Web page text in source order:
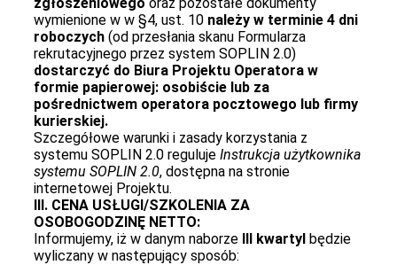
wymienione w w §4, ust. 10 należy w terminie 4 dni
roboczych (od przesłania skanu Formularza
rekrutacyjnego przez system SOPLIN 2.0)
dostarczyć do Biura Projektu Operatora w
formie papierowej: osobiście lub za
pośrednictwem operatora pocztowego lub firmy
kurierskiej.
Szczegółowe warunki i zasady korzystania z
systemu SOPLIN 2.0 reguluje Instrukcja użytkownika
systemu SOPLIN 2.0, dostępna na stronie
internetowej Projektu.
III. CENA USŁUGI/SZKOLENIA ZA
OSOBOGODZINĘ NETTO:
Informujemy, iż w danym naborze III kwartyl będzie
wyliczany w następujący sposób: